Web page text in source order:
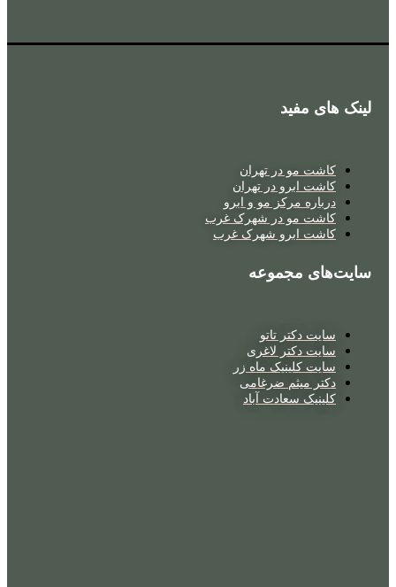
لینک های مفید
کاشت مو در تهران
کاشت ابرو در تهران
درباره مرکز مو و ابرو
کاشت مو در شهرک غرب
کاشت ابرو شهرک غرب
سایت‌های مجموعه
سایت دکتر تاتو
سایت دکتر لاغری
سایت کلینیک ماه زر
دکتر میثم ضرغامی
کلینیک سعادت آباد